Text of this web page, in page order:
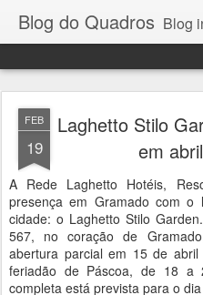
Blog do Quadros Blog independente, de
FEB
19
Laghetto Stilo
em
A Rede Laghetto Hotéis,
presença em Gramado com o
cidade: o Laghetto Stilo
567, no coração de
abertura parcial em 15 de
feriadão de Páscoa, de 18 a
completa está prevista para o